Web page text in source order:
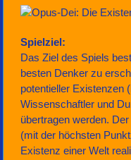
Spielziel:
Das Ziel des Spiels
besten Denker zu
potentieller Existenzen
Wissenschaftler und
übertragen werden.
(mit der höchsten
Existenz einer Welt